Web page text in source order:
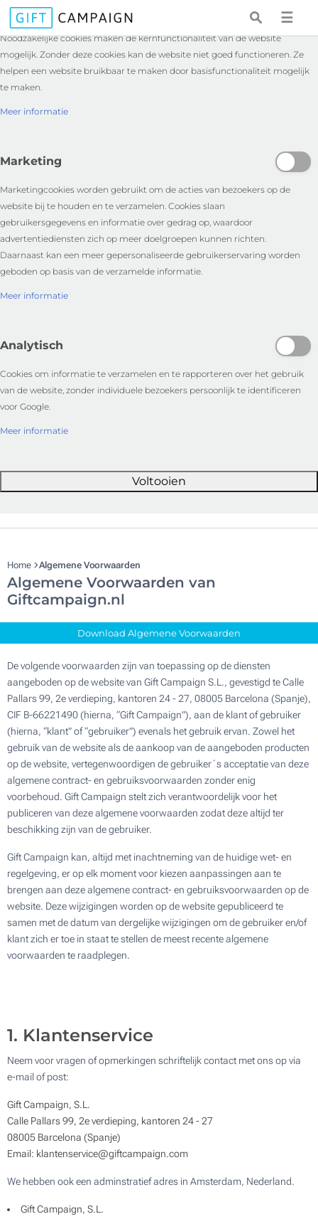
Essentieel
Noodzakelijke cookies maken de kernfunctionaliteit van de website
mogelijk. Zonder deze cookies kan de website niet goed functioneren. Ze
helpen een website bruikbaar te maken door basisfunctionaliteit mogelijk
te maken.
Meer informatie
Marketing
Marketingcookies worden gebruikt om de acties van bezoekers op de
website bij te houden en te verzamelen. Cookies slaan
gebruikersgegevens en informatie over gedrag op, waardoor
advertentiediensten zich op meer doelgroepen kunnen richten.
Daarnaast kan een meer gepersonaliseerde gebruikerservaring worden
geboden op basis van de verzamelde informatie.
Meer informatie
Analytisch
Cookies om informatie te verzamelen en te rapporteren over het gebruik
van de website, zonder individuele bezoekers persoonlijk te identificeren
voor Google.
Meer informatie
Voltooien
☰
Home Algemene Voorwaarden
Algemene Voorwaarden van
Giftcampaign.nl
Download Algemene Voorwaarden
De volgende voorwaarden zijn van toepassing op de diensten
aangeboden op de website van Gift Campaign S.L., gevestigd te Calle
Pallars 99, 2e verdieping, kantoren 24 - 27, 08005 Barcelona (Spanje),
CIF B-66221490 (hierna, “Gift Campaign”), aan de klant of gebruiker
(hierna, “klant” of “gebruiker”) evenals het gebruik ervan. Zowel het
gebruik van de website als de aankoop van de aangeboden producten
op de website, vertegenwoordigen de gebruiker´s acceptatie van deze
algemene contract- en gebruiksvoorwaarden zonder enig
voorbehoud. Gift Campaign stelt zich verantwoordelijk voor het
publiceren van deze algemene voorwaarden zodat deze altijd ter
beschikking zijn van de gebruiker.
Gift Campaign kan, altijd met inachtneming van de huidige wet- en
regelgeving, er op elk moment voor kiezen aanpassingen aan te
brengen aan deze algemene contract- en gebruiksvoorwaarden op de
website. Deze wijzigingen worden op de website gepubliceerd te
samen met de datum van dergelijke wijzigingen om de gebruiker en/of
klant zich er toe in staat te stellen de meest recente algemene
voorwaarden te raadplegen.
1. Klantenservice
Neem voor vragen of opmerkingen schriftelijk contact met ons op via
e-mail of post:
Gift Campaign, S.L.
Calle Pallars 99, 2e verdieping, kantoren 24 - 27
08005 Barcelona (Spanje)
Email: klantenservice@giftcampaign.com
We hebben ook een adminstratief adres in Amsterdam, Nederland.
Gift Campaign, S.L.